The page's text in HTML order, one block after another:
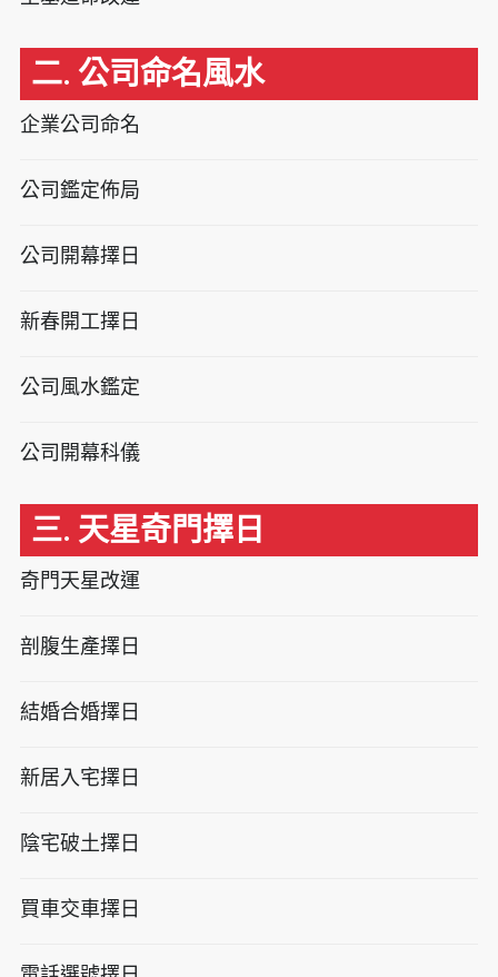
二. 公司命名風水
企業公司命名
公司鑑定佈局
公司開幕擇日
新春開工擇日
公司風水鑑定
公司開幕科儀
三. 天星奇門擇日
奇門天星改運
剖腹生產擇日
結婚合婚擇日
新居入宅擇日
陰宅破土擇日
買車交車擇日